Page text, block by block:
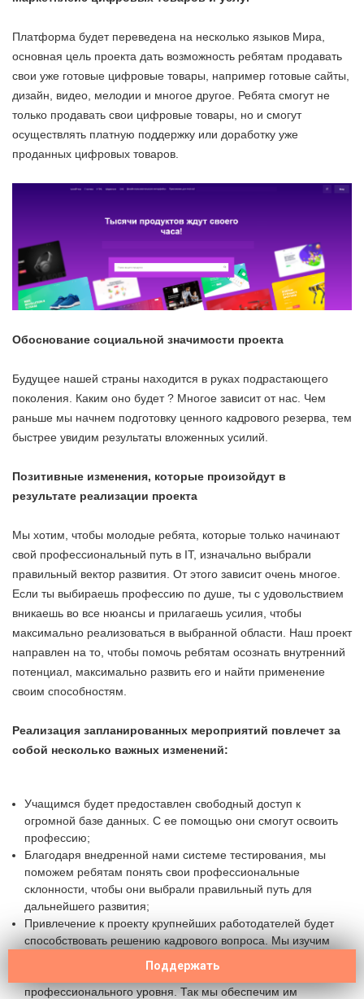
Поддержать
Платформа будет переведена на несколько языков Мира,
основная цель проекта дать возможность ребятам продавать
свои уже готовые цифровые товары, например готовые сайты,
дизайн, видео, мелодии и многое другое. Ребята смогут не
только продавать свои цифровые товары, но и смогут
осуществлять платную поддержку или доработку уже
проданных цифровых товаров.
Обоснование социальной значимости проекта
Будущее нашей страны находится в руках подрастающего
поколения. Каким оно будет ? Многое зависит от нас. Чем
раньше мы начнем подготовку ценного кадрового резерва, тем
быстрее увидим результаты вложенных усилий.
Позитивные изменения, которые произойдут в
результате реализации проекта
Мы хотим, чтобы молодые ребята, которые только начинают
свой профессиональный путь в IT, изначально выбрали
правильный вектор развития. От этого зависит очень многое.
Если ты выбираешь профессию по душе, ты с удовольствием
вникаешь во все нюансы и прилагаешь усилия, чтобы
максимально реализоваться в выбранной области. Наш проект
направлен на то, чтобы помочь ребятам осознать внутренний
потенциал, максимально развить его и найти применение
своим способностям.
Реализация запланированных мероприятий повлечет за
собой несколько важных изменений:
Учащимся будет предоставлен свободный доступ к
огромной базе данных. С ее помощью они смогут освоить
профессию;
Благодаря внедренной нами системе тестирования, мы
поможем ребятам понять свои профессиональные
склонности, чтобы они выбрали правильный путь для
дальнейшего развития;
Привлечение к проекту крупнейших работодателей будет
способствовать решению кадрового вопроса. Мы изучим
области IT и поможем молодым ребятам достигнуть нужного
профессионального уровня. Так мы обеспечим им